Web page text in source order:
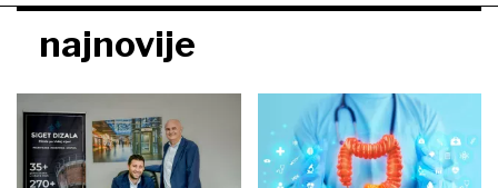
najnovije